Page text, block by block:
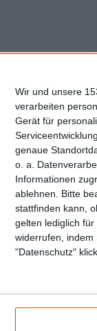
Wir und unsere
verarbeiten
Gerät für
genaue
o. a.
Informationen
ablehnen.
Bitte
stattfinden kann,
gelten lediglich
widerrufen, indem
"Datenschutz"
5/10
Uwe Lulis Project
Analog